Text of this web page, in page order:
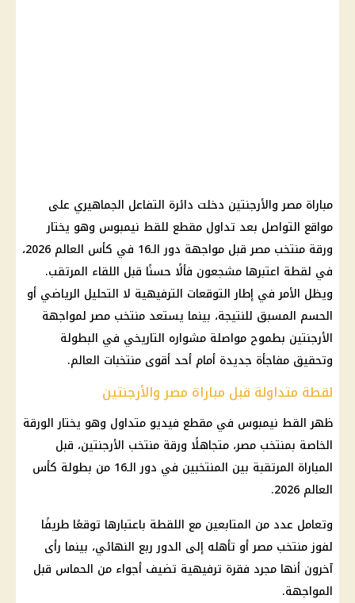
مباراة مصر والأرجنتين دخلت دائرة التفاعل الجماهيري على
مواقع التواصل بعد تداول مقطع للقط نيمبوس وهو يختار
ورقة منتخب مصر قبل مواجهة دور الـ16 في كأس العالم 2026،
في لقطة اعتبرها مشجعون فألًا حسنًا قبل اللقاء المرتقب.
ويظل الأمر في إطار التوقعات الترفيهية لا التحليل الرياضي أو
الحسم المسبق للنتيجة، بينما يستعد منتخب مصر لمواجهة
الأرجنتين بطموح مواصلة مشواره التاريخي في البطولة
وتحقيق مفاجأة جديدة أمام أحد أقوى منتخبات العالم.
لقطة متداولة قبل مباراة مصر والأرجنتين
ظهر القط نيمبوس في مقطع فيديو متداول وهو يختار الورقة
الخاصة بمنتخب مصر، متجاهلًا ورقة منتخب الأرجنتين، قبل
المباراة المرتقبة بين المنتخبين في دور الـ16 من بطولة كأس
العالم 2026.
وتعامل عدد من المتابعين مع اللقطة باعتبارها توقعًا طريفًا
لفوز منتخب مصر أو تأهله إلى الدور ربع النهائي، بينما رأى
آخرون أنها مجرد فقرة ترفيهية تضيف أجواء من الحماس قبل
المواجهة.